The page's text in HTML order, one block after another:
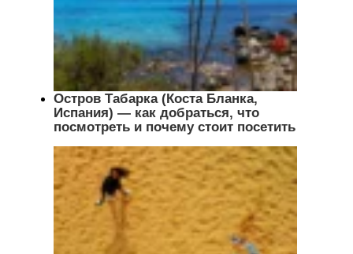
Остров Табарка (Коста Бланка,
Испания) — как добраться, что
посмотреть и почему стоит посетить